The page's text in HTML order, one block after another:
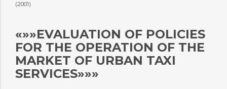
(2001)
«»»EVALUATION OF POLICIES
FOR THE OPERATION OF THE
MARKET OF URBAN TAXI
SERVICES»»»